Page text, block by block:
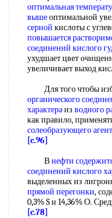
оптимальная
вышеоптимальной
серной кислоты с
повышается
соединений кислого
ухудшает цвет
увеличивает выход
Для того чтобы
органического
характераиз водного
как правило,
солеобразующего
[c.96]
Внефти
соединений кислого
выделенных из
прямой перегонки,
0,3% S и 14,36% О.
[c.78]